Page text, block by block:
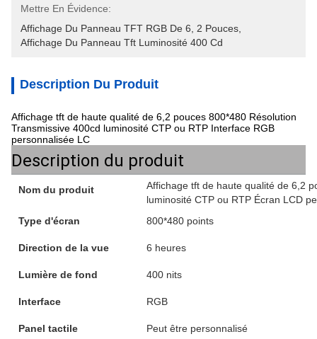
Mettre En Évidence:
Affichage Du Panneau TFT RGB De 6
2 Pouces
Affichage Du Panneau Tft Luminosité 400 Cd
Description Du Produit
Affichage tft de haute qualité de 6,2 pouces 800*480 Résolution
Transmissive 400cd luminosité CTP ou RTP Interface RGB
personnalisée LC
Description du produit
Nom du produit
Affichage tft de haute qualité de 6,2
luminosité CTP ou RTP Écran LCD
Type d'écran
800*480 points
Direction de la vue 6 heures
Lumière de fond 400 nits
Interface RGB
Panel tactile Peut être personnalisé